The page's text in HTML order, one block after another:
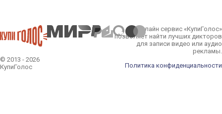
© 2013 - 2026
КупиГолос
Онлайн сервис «КупиГолос»
позволяет найти лучших дикторов
для записи видео или аудио
рекламы.
Политика конфиденциальности